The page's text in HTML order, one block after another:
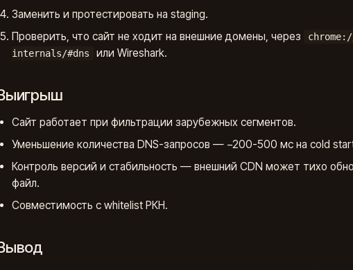
Заменить и протестировать на staging.
Проверить, что сайт не ходит на внешние домены, через
internals/#dns
или Wireshark.
Сайт работает при фильтрации зарубежных сегментов.
Уменьшение количества DNS-запросов — −200-500 мс на cold
Контроль версий и стабильность — внешний CDN может тихо
файл.
Совместимость с whitelist РКН.